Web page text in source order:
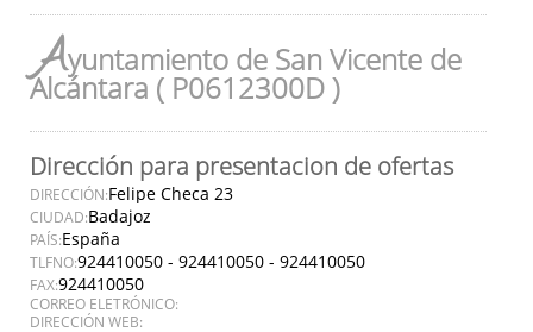
Ayuntamiento de San Vicente de
Alcántara ( P0612300D )
Dirección para presentacion de ofertas
DIRECCIÓN:Felipe Checa 23
CIUDAD:Badajoz
PAÍS:España
TLFNO:924410050 - 924410050 - 924410050
FAX:924410050
CORREO ELETRÓNICO:
DIRECCIÓN WEB: